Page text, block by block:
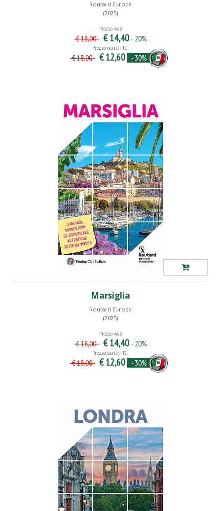
Routard Europa
(2025)
Prezzo web
€ 18,00 € 14,40 - 20%
Prezzo iscritti TCI
€ 18,00 € 12,60 - 30%
Marsiglia
Routard Europa
(2025)
Prezzo web
€ 18,00 € 14,40 - 20%
Prezzo iscritti TCI
€ 18,00 € 12,60 - 30%